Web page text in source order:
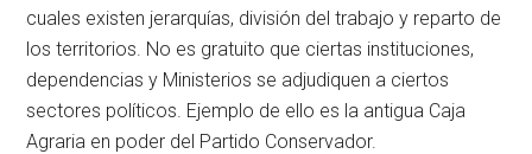
cuales existen jerarquías, división del trabajo y reparto de
los territorios. No es gratuito que ciertas instituciones,
dependencias y Ministerios se adjudiquen a ciertos
sectores políticos. Ejemplo de ello es la antigua Caja
Agraria en poder del Partido Conservador.